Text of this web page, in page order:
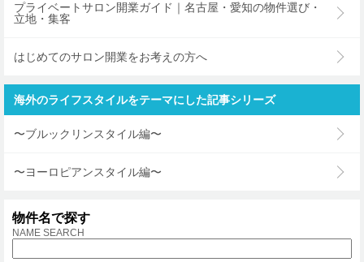
プライベートサロン開業ガイド｜名古屋・愛知の物件選び・
立地・集客
はじめてのサロン開業をお考えの方へ
海外のライフスタイルをテーマにした記事シリーズ
〜ブルックリンスタイル編〜
〜ヨーロピアンスタイル編〜
物件名で探す
NAME SEARCH